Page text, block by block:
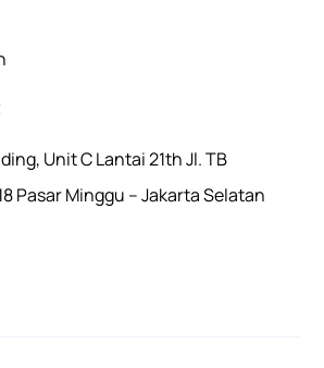
Unit C Lantai 21th Jl. TB
Pasar Minggu – Jakarta Selatan